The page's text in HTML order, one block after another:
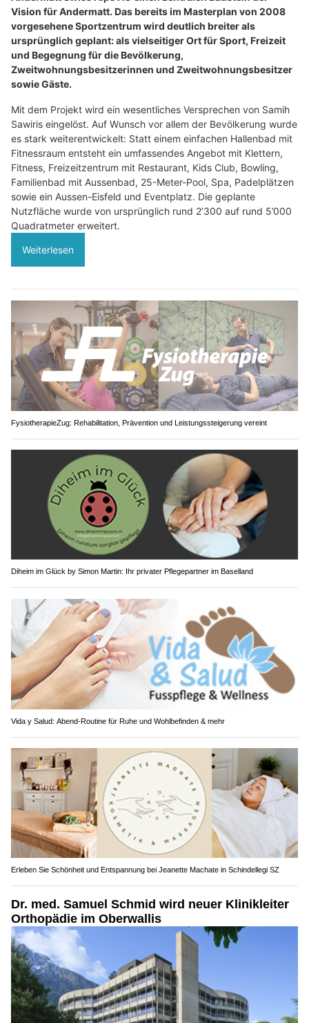
Vision für Andermatt. Das bereits im Masterplan von 2008
vorgesehene Sportzentrum wird deutlich breiter als
ursprünglich geplant: als vielseitiger Ort für Sport, Freizeit
und Begegnung für die Bevölkerung,
Zweitwohnungsbesitzerinnen und Zweitwohnungsbesitzer
sowie Gäste.
Mit dem Projekt wird ein wesentliches Versprechen von Samih
Sawiris eingelöst. Auf Wunsch vor allem der Bevölkerung wurde
es stark weiterentwickelt: Statt einem einfachen Hallenbad mit
Fitnessraum entsteht ein umfassendes Angebot mit Klettern,
Fitness, Freizeitzentrum mit Restaurant, Kids Club, Bowling,
Familienbad mit Aussenbad, 25-Meter-Pool, Spa, Padelplätzen
sowie ein Aussen-Eisfeld und Eventplatz. Die geplante
Nutzfläche wurde von ursprünglich rund 2’300 auf rund 5’000
Quadratmeter erweitert.
Weiterlesen
FysiotherapieZug: Rehabilitation, Prävention und Leistungssteigerung vereint
Diheim im Glück by Simon Martin: Ihr privater Pflegepartner im Baselland
Vida y Salud: Abend-Routine für Ruhe und Wohlbefinden & mehr
Erleben Sie Schönheit und Entspannung bei Jeanette Machate in Schindellegi SZ
Dr. med. Samuel Schmid wird neuer Klinikleiter
Orthopädie im Oberwallis